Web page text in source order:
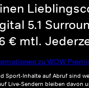
5.1
€ mtl.
zu WOW
Sport-Inhalte auf Abruf sind
Live-Sendern bleiben davon